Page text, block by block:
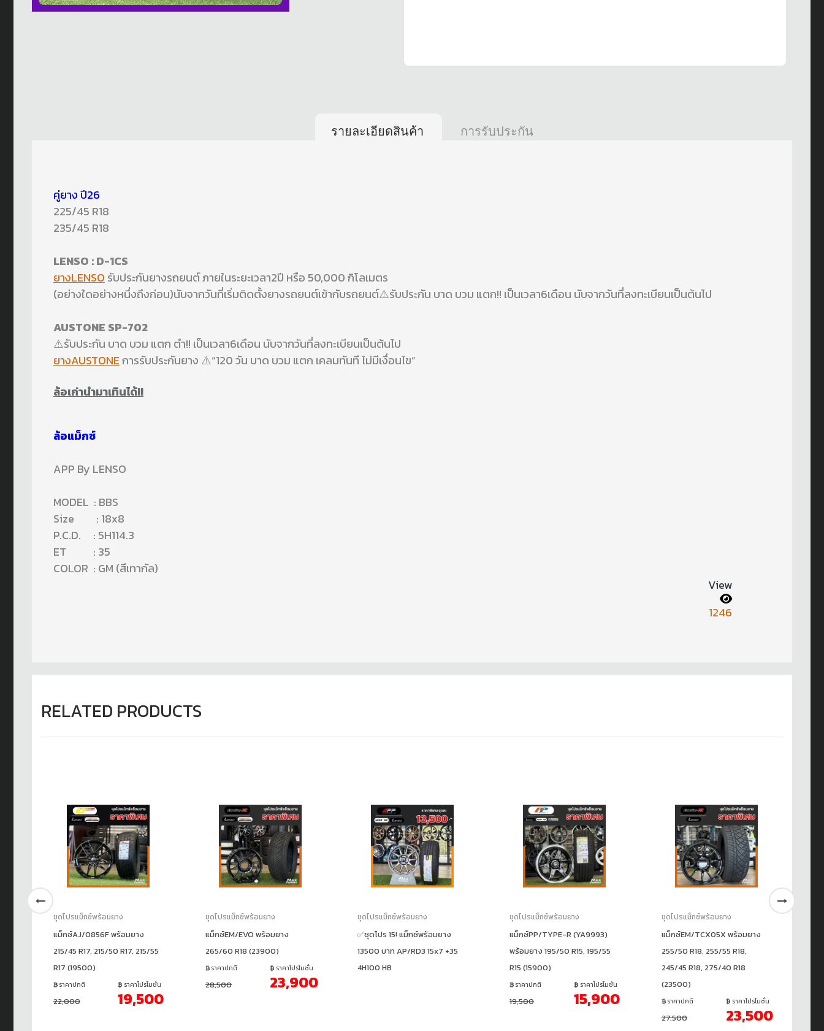
รายละเอียดสินค้า การรับประกัน
คู่ยาง ปี26
225/45 R18
235/45 R18
LENSO : D-1CS
ยางLENSO รับประกันยางรถยนต์ ภายในระยะเวลา2ปี หรือ 50,000 กิโลเมตร
(อย่างใดอย่างหนึ่งถึงก่อน)นับจากวันที่เริ่มติดตั้งยางรถยนต์เข้ากับรถยนต์⚠️รับประกัน บาด บวม แตก!! เป็นเวลา6เดือน นับจากวันที่ลงทะเบียนเป็นต้นไป
AUSTONE SP-702
⚠️รับประกัน บาด บวม แตก ตำ!! เป็นเวลา6เดือน นับจากวันที่ลงทะเบียนเป็นต้นไป
ยางAUSTONEการรับประกันยาง ⚠️“120 วัน บาด บวม แตก เคลมทันที ไม่มีเงื่อนไข”
ล้อเก่านำมาเทินได้!!
ล้อแม็กซ์
APP By LENSO
MODEL : BBS
Size : 18x8
P.C.D. : 5H114.3
ET : 35
COLOR : GM (สีเทากัล)
View
1246
RELATED PRODUCTS
ชุดโปรแม็กซ์พร้อมยาง
แม็กซ์AJ/0856F พร้อมยาง
215/45 R17, 215/50 R17, 215/55
R17 (19500)
ราคาปกติ
22,000
ราคาโปรโมชั่น
19,500
ชุดโปรแม็กซ์พร้อมยาง
แม็กซ์EM/EVO พร้อมยาง
265/60 R18 (23900)
ราคาปกติ
28,500
ราคาโปรโมชั่น
23,900
ชุดโปรแม็กซ์พร้อมยาง
✅ชุดโปร 15! แม็กซ์พร้อมยาง
13500 บาท AP/RD3 15x7 +35
4H100 HB
ชุดโปรแม็กซ์พร้อมยาง
แม็กซ์PP/TYPE-R (YA9993)
พร้อมยาง 195/50 R15, 195/55
R15 (15900)
ราคาปกติ
19,500
ราคาโปรโมชั่น
15,900
ชุดโปรแม็กซ์พร้อมยาง
แม็กซ์EM/TCX05X พร้อมยาง
255/50 R18, 255/55 R18,
245/45 R18, 275/40 R18
(23500)
ราคาปกติ
27,500
ราคาโปรโมชั่น
23,500